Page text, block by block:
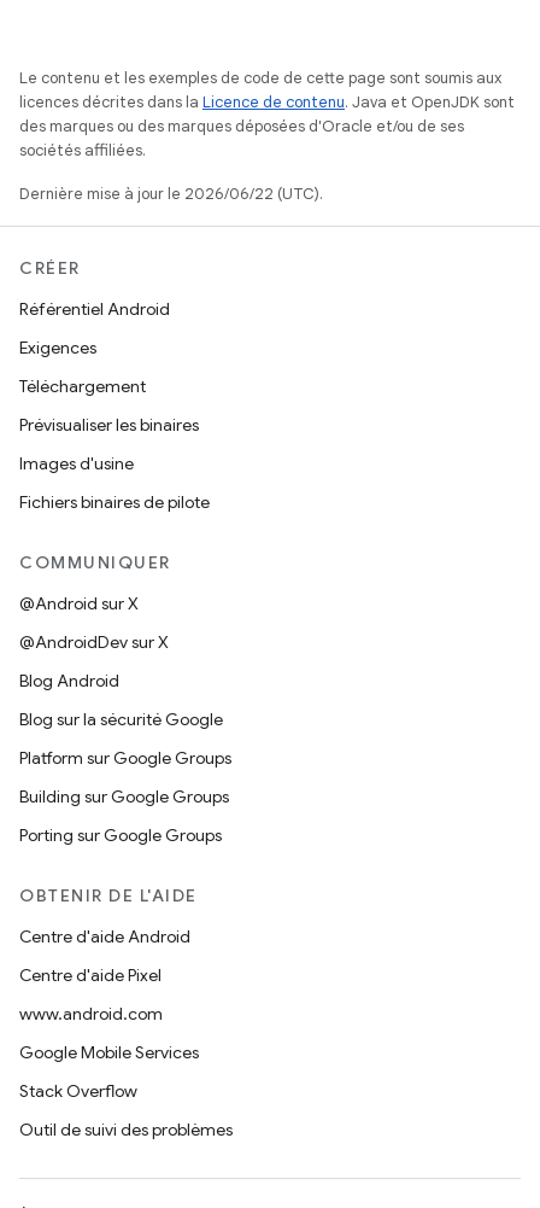
Le contenu et les exemples de code de cette page sont soumis aux
licences décrites dans la Licence de contenu. Java et OpenJDK sont
des marques ou des marques déposées d'Oracle et/ou de ses
sociétés affiliées.
Dernière mise à jour le 2026/06/22 (UTC).
CRÉER
Référentiel Android
Exigences
Téléchargement
Prévisualiser les binaires
Images d'usine
Fichiers binaires de pilote
COMMUNIQUER
@Android sur X
@AndroidDev sur X
Blog Android
Blog sur la sécurité Google
Platform sur Google Groups
Building sur Google Groups
Porting sur Google Groups
OBTENIR DE L'AIDE
Centre d'aide Android
Centre d'aide Pixel
www.android.com
Google Mobile Services
Stack Overflow
Outil de suivi des problèmes